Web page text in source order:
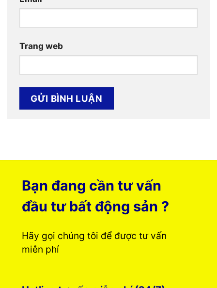
Trang web
Bạn đang cần tư vấn
đầu tư bất động sản ?
Hãy gọi chúng tôi để được tư vấn
miễn phí